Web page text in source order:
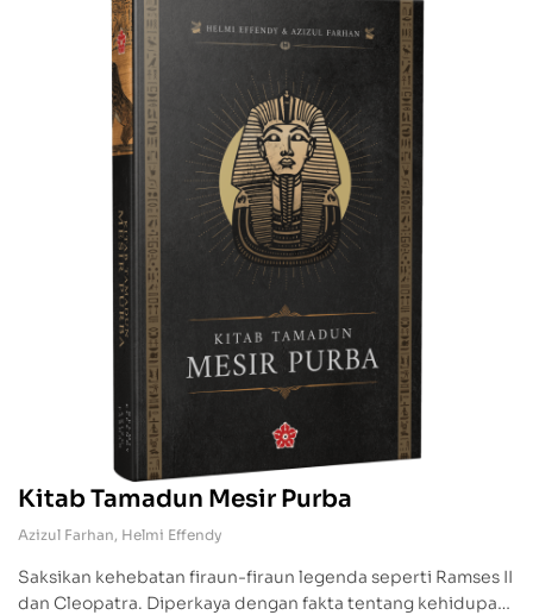
Kitab Tamadun Mesir Purba
Azizul Farhan, Helmi Effendy
Saksikan kehebatan firaun-firaun legenda seperti Ramses II
dan Cleopatra. Diperkaya dengan fakta tentang kehidupan